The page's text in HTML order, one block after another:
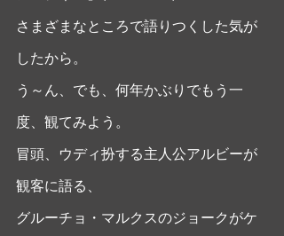
さまざまなところで語りつくした気が
したから。
う～ん、でも、何年かぶりでもう一
度、観てみよう。
冒頭、ウディ扮する主人公アルビーが
観客に語る、
グルーチョ・マルクスのジョークがケ